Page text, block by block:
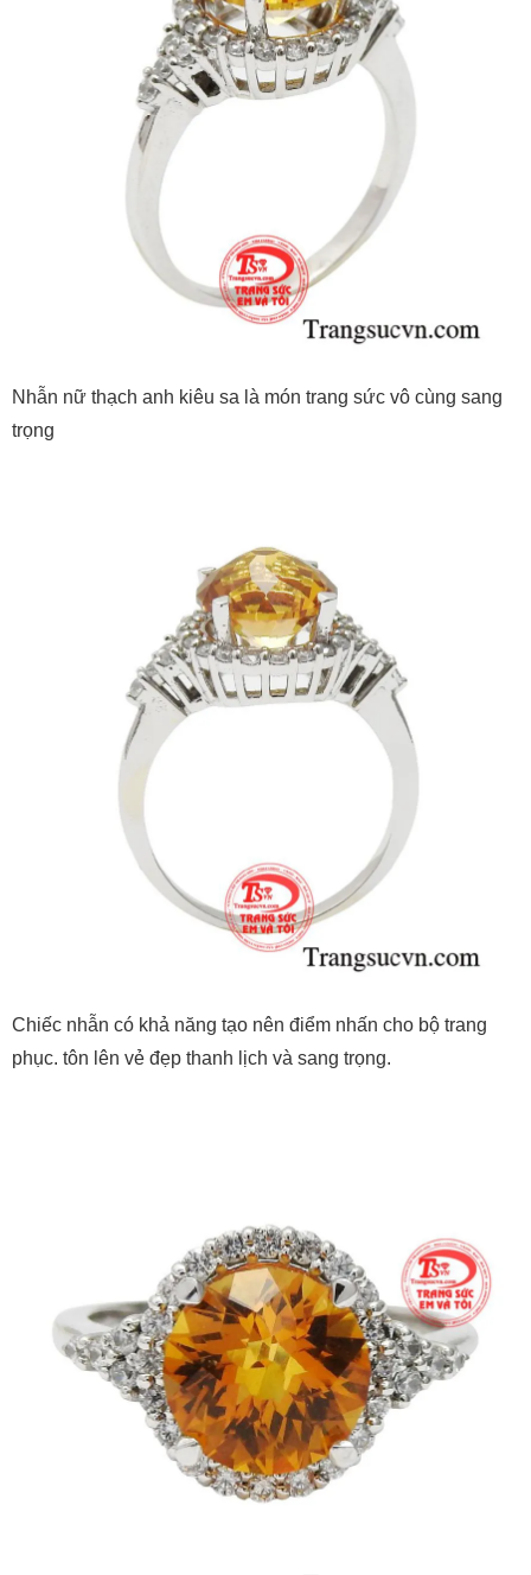
Nhẫn nữ thạch anh kiêu sa là món trang sức vô cùng sang
trọng
Chiếc nhẫn có khả năng tạo nên điểm nhấn cho bộ trang
phục. tôn lên vẻ đẹp thanh lịch và sang trọng.